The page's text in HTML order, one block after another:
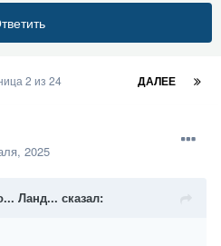
ДАЛЕЕ
2 из 24
2025
Ланд... сказал: